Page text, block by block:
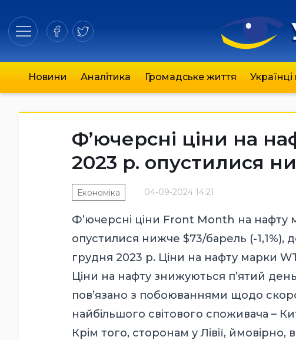
Новини Аналітика Громадське життя Українці
Ф’ючерсні ціни на
2023 р. опустилися
04-09-2024 14:21
Економіка
Ф’ючерсні ціни Front Month на нафту
опустилися нижче $73/барель (-1,1%),
грудня 2023 р. Ціни на нафту марки
Ціни на нафту знижуються п’ятий
пов’язано з побоюваннями щодо
найбільшого світового споживача –
Крім того, сторонам у Лівії,